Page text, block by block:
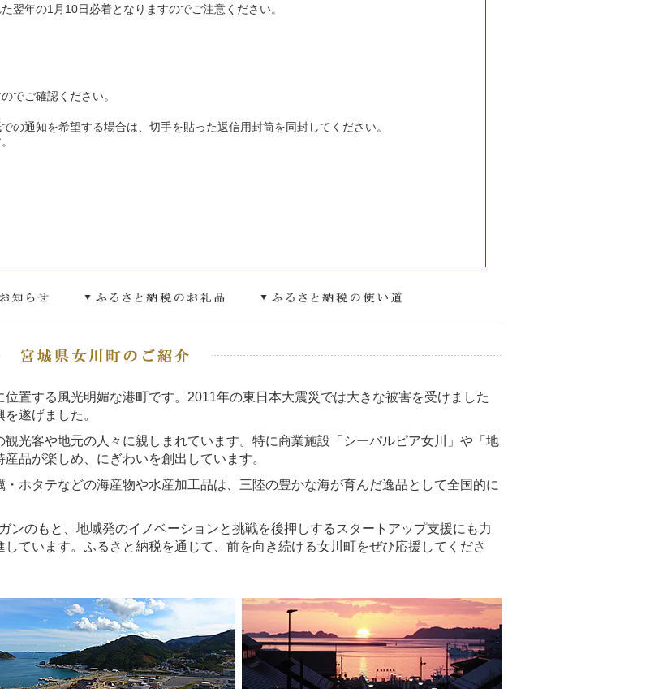
翌年の1月10日必着となりますのでご注意ください。
でご確認ください。
の通知を希望する場合は、切手を貼った返信用封筒を同封してください。
置する風光明媚な港町です。2011年の東日本大震災では大きな被害を受けました
遂げました。
光客や地元の人々に親しまれています。特に商業施設「シーパルピア女川」や「地
品が楽しめ、にぎわいを創出しています。
ホタテなどの海産物や水産加工品は、三陸の豊かな海が育んだ逸品として全国的に
のもと、地域発のイノベーションと挑戦を後押しするスタートアップ支援にも力
ています。ふるさと納税を通じて、前を向き続ける女川町をぜひ応援してくださ